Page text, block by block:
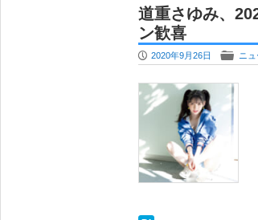
夏焼雅、アイドル
で「次代のロック
OCHA NORMA
定 ”妖艶” と “天
牧野真莉愛、卒
安堵
夏焼雅
するか
元モーニング娘
道重さゆみ、
ン歓喜
P 2020年9月26日 F ニュ